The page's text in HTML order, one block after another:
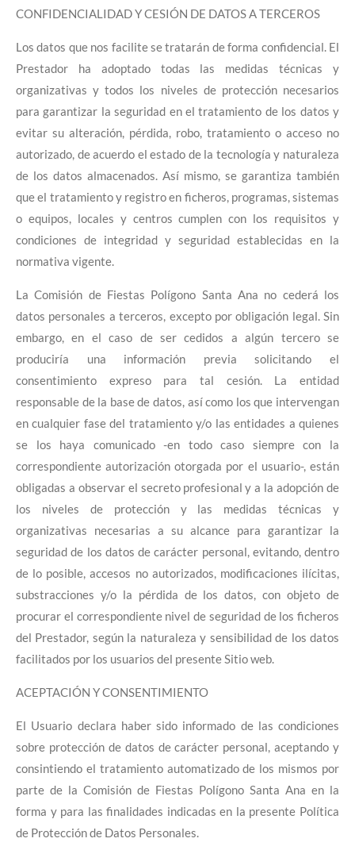
CONFIDENCIALIDAD Y CESIÓN DE DATOS A TERCEROS
Los datos que nos facilite se tratarán de forma confidencial. El
Prestador ha adoptado todas las medidas técnicas y
organizativas y todos los niveles de protección necesarios
para garantizar la seguridad en el tratamiento de los datos y
evitar su alteración, pérdida, robo, tratamiento o acceso no
autorizado, de acuerdo el estado de la tecnología y naturaleza
de los datos almacenados. Así mismo, se garantiza también
que el tratamiento y registro en ficheros, programas, sistemas
o equipos, locales y centros cumplen con los requisitos y
condiciones de integridad y seguridad establecidas en la
normativa vigente.
La Comisión de Fiestas Polígono Santa Ana no cederá los
datos personales a terceros, excepto por obligación legal. Sin
embargo, en el caso de ser cedidos a algún tercero se
produciría una información previa solicitando el
consentimiento expreso para tal cesión. La entidad
responsable de la base de datos, así como los que intervengan
en cualquier fase del tratamiento y/o las entidades a quienes
se los haya comunicado -en todo caso siempre con la
correspondiente autorización otorgada por el usuario-, están
obligadas a observar el secreto profesional y a la adopción de
los niveles de protección y las medidas técnicas y
organizativas necesarias a su alcance para garantizar la
seguridad de los datos de carácter personal, evitando, dentro
de lo posible, accesos no autorizados, modificaciones ilícitas,
substracciones y/o la pérdida de los datos, con objeto de
procurar el correspondiente nivel de seguridad de los ficheros
del Prestador, según la naturaleza y sensibilidad de los datos
facilitados por los usuarios del presente Sitio web.
ACEPTACIÓN Y CONSENTIMIENTO
El Usuario declara haber sido informado de las condiciones
sobre protección de datos de carácter personal, aceptando y
consintiendo el tratamiento automatizado de los mismos por
parte de la Comisión de Fiestas Polígono Santa Ana en la
forma y para las finalidades indicadas en la presente Política
de Protección de Datos Personales.